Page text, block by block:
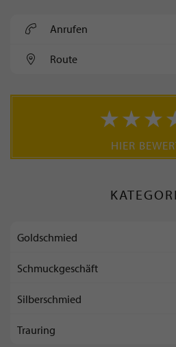
Anrufen
Route
HIER
Goldschmied
Schmuckgeschäft
Silberschmied
Trauring